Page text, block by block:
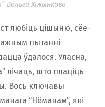
Вольга Хіжынкова
любіць цішыню, сёе-
пытанні
ўдалося. Уласна,
лічаць, што плаціць
Вось ключавы
“Нёманам”, які